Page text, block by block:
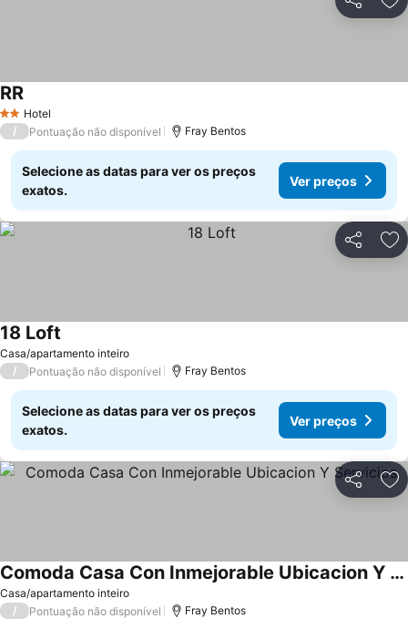
Partilhar
2 Estrelas
Hotel
RR
/ Pontuação não disponível Fray Bentos
Selecione as datas para ver os preços
exatos.
Ver preços
Partilhar
Casa/apartamento inteiro
18 Loft
/ Pontuação não disponível Fray Bentos
Selecione as datas para ver os preços
exatos.
Ver preços
Partilhar
Casa/apartamento inteiro
Comoda Casa Con Inmejorable Ubicacion Y Servicios
/ Pontuação não disponível Fray Bentos